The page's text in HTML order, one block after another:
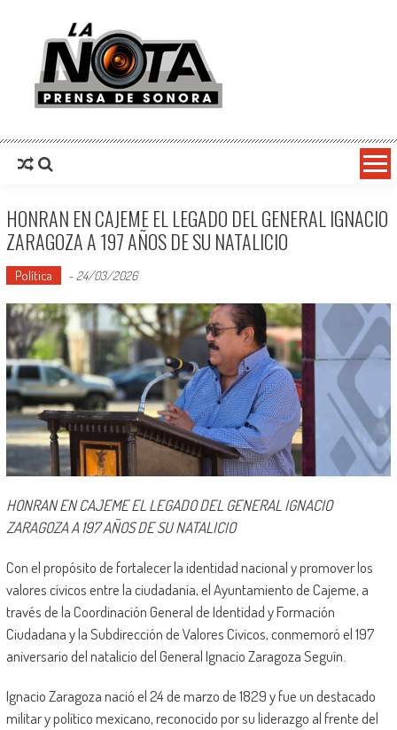
La Nota Prensa De Sonora
HONRAN EN CAJEME EL LEGADO DEL GENERAL IGNACIO
ZARAGOZA A 197 AÑOS DE SU NATALICIO
Política - 24/03/2026
HONRAN EN CAJEME EL LEGADO DEL GENERAL IGNACIO
ZARAGOZA A 197 AÑOS DE SU NATALICIO
Con el propósito de fortalecer la identidad nacional y promover los
valores cívicos entre la ciudadanía, el Ayuntamiento de Cajeme, a
través de la Coordinación General de Identidad y Formación
Ciudadana y la Subdirección de Valores Cívicos, conmemoró el 197
aniversario del natalicio del General Ignacio Zaragoza Seguín.
Ignacio Zaragoza nació el 24 de marzo de 1829 y fue un destacado
militar y político mexicano, reconocido por su liderazgo al frente del